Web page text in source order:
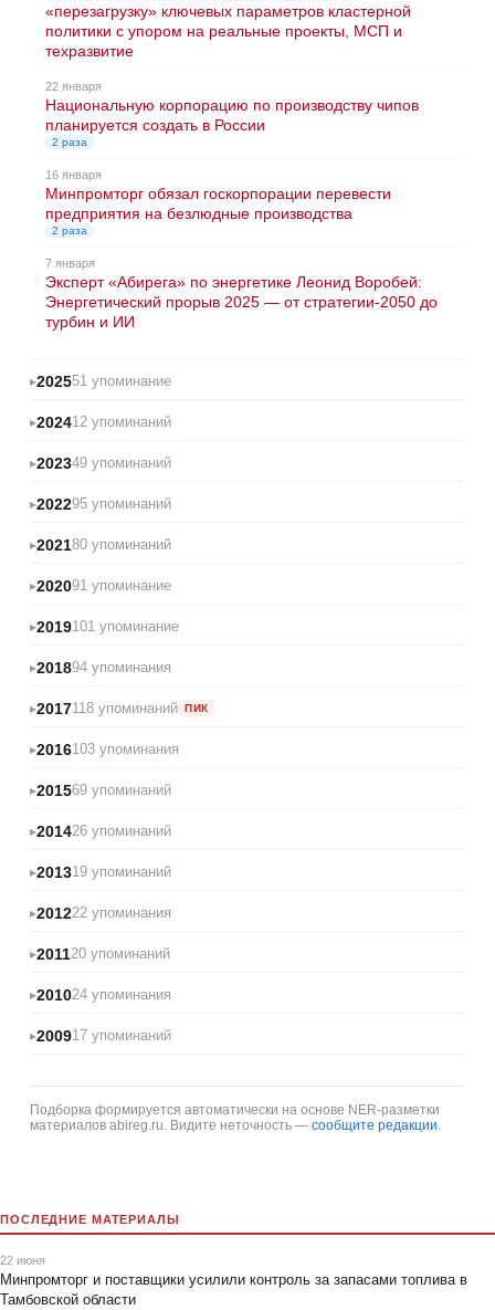
«перезагрузку» ключевых параметров кластерной
политики с упором на реальные проекты, МСП и
техразвитие
22 января
Национальную корпорацию по производству чипов
планируется создать в России
2 раза
16 января
Минпромторг обязал госкорпорации перевести
предприятия на безлюдные производства
2 раза
7 января
Эксперт «Абирега» по энергетике Леонид Воробей:
Энергетический прорыв 2025 — от стратегии-2050 до
турбин и ИИ
202551 упоминание
202412 упоминаний
202349 упоминаний
202295 упоминаний
202180 упоминаний
202091 упоминание
2019101 упоминание
201894 упоминания
2017118 упоминаний ПИК
2016103 упоминания
201569 упоминаний
201426 упоминаний
201319 упоминаний
201222 упоминания
201120 упоминаний
201024 упоминания
200917 упоминаний
Подборка формируется автоматически на основе NER-разметки
материалов abireg.ru. Видите неточность — сообщите редакции
ПОСЛЕДНИЕ МАТЕРИАЛЫ
22 июня
Минпромторг и поставщики усилили контроль за запасами топлива в
Тамбовской области